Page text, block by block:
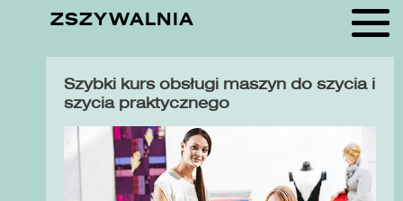
ZSZYWALNIA
Szybki kurs obsługi maszyn do szycia i
szycia praktycznego